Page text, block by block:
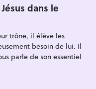
dans le
trône, il élève les
besoin de lui. Il
parle de son essentiel